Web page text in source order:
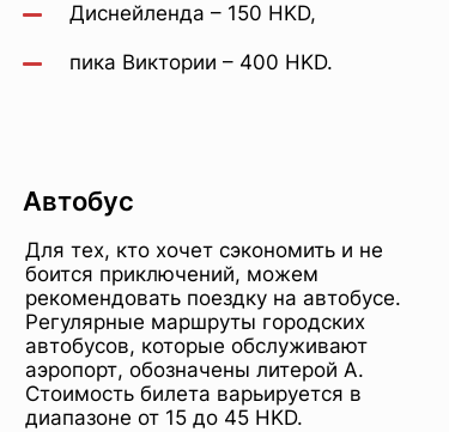
Диснейленда – 150 HKD,
пика Виктории – 400 HKD.
Автобус
Для тех, кто хочет сэкономить и не
боится приключений, можем
рекомендовать поездку на автобусе.
Регулярные маршруты городских
автобусов, которые обслуживают
аэропорт, обозначены литерой А.
Стоимость билета варьируется в
диапазоне от 15 до 45 HKD.